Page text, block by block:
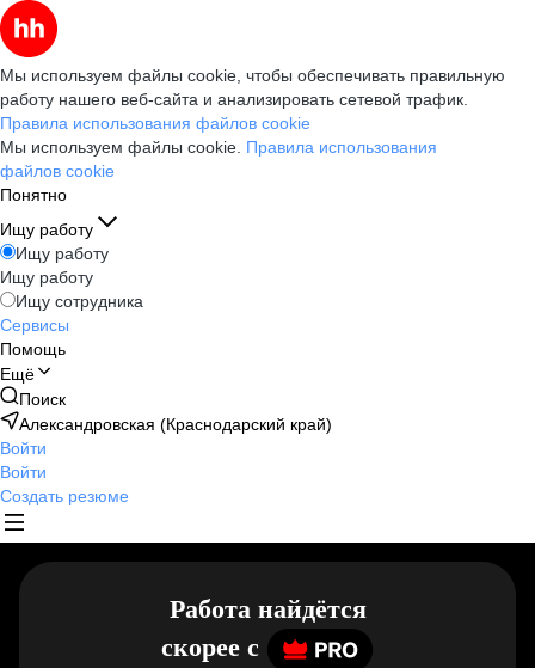
Мы используем файлы cookie, чтобы обеспечивать правильную
работу нашего веб-сайта и анализировать сетевой трафик.
Правила использования файлов cookie
Мы используем файлы cookie. Правила использования
файлов cookie
Понятно
Ищу работу
Ищу работу
Ищу работу
Ищу сотрудника
Сервисы
Помощь
Ещё
Поиск
Александровская (Краснодарский край)
Войти
Войти
Создать резюме
Работа найдётся
скорее c